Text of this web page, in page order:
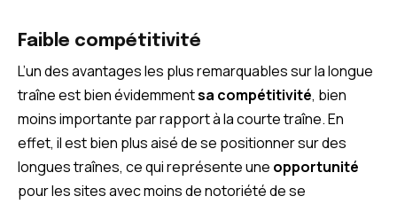
Faible compétitivité
L’un des avantages les plus remarquables sur la longue
traîne est bien évidemmentsa compétitivité, bien
moins importante par rapport à la courte traîne. En
effet, il est bien plus aisé de se positionner sur des
longues traînes, ce qui représente une opportunité
pour les sites avec moins de notoriété de se